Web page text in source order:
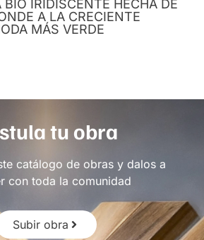
IRIDISCENTE HECHA DE
A LA CRECIENTE
MÁS VERDE
tu obra
catálogo de obras y dalos a
con toda la comunidad
Subir obra